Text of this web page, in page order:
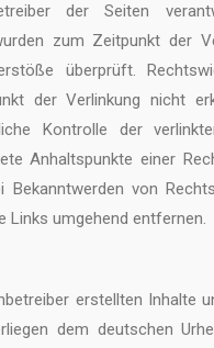
der Seiten
zum Zeitpunkt der
überprüft.
der Verlinkung nicht
Kontrolle der
Anhaltspunkte einer
Bekanntwerden von
Links umgehend entfernen.
erstellten Inhalte
dem deutschen